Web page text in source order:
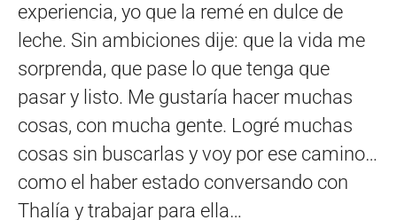
experiencia, yo que la remé en dulce de
leche. Sin ambiciones dije: que la vida me
sorprenda, que pase lo que tenga que
pasar y listo. Me gustaría hacer muchas
cosas, con mucha gente. Logré muchas
cosas sin buscarlas y voy por ese camino…
como el haber estado conversando con
Thalía y trabajar para ella…